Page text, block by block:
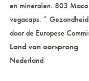
en mineralen. 803
vegacaps. *
door de Europese
Land van oorsprong
Nederland